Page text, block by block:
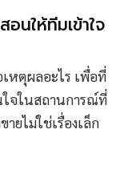
นให้ทีมเข้าใจ
เหตุผลอะไร เพื่อที่
ใจในสถานการณ์ที่
ยไม่ใช่เรื่องเล็ก